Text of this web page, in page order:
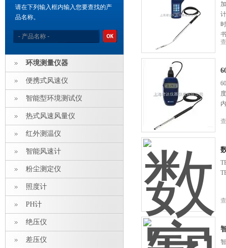
请在下列输入框内输入您要查找的产
品名称。
环境测量仪器
便携式风速仪
智能型环境测试仪
热式风速风量仪
红外测温仪
智能风速计
粉尘测定仪
照度计
PH计
绝压仪
差压仪
书